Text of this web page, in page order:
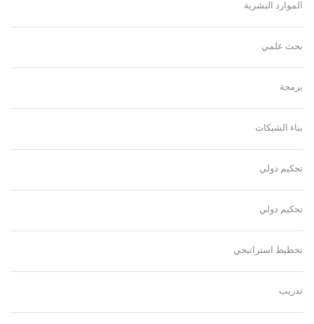
الموارد البشرية
بحث علمي
برمجة
بناء الشبكات
تجكيم دولي
تحكيم دولي
تخطيط استراتيجي
تدريب